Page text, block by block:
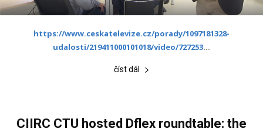
https://www.ceskatelevize.cz/porady/1097181328-
udalosti/219411000101018/video/727253...
číst dál
CIIRC CTU hosted Dflex roundtable: the